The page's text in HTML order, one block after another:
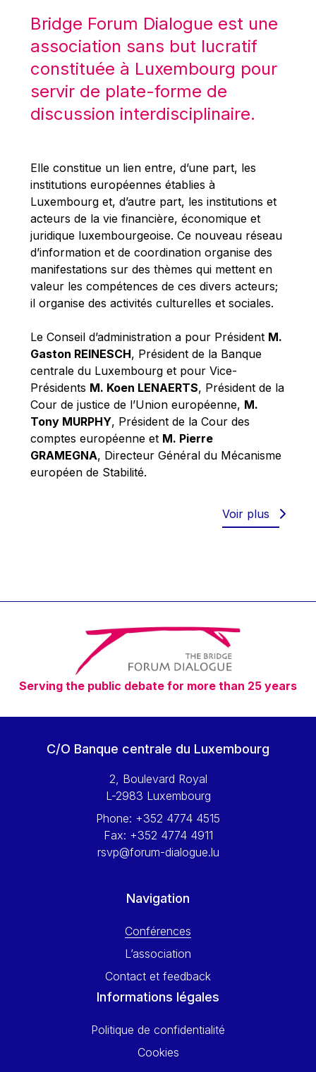
Mario Centeno
Mario Monti
Maroš ŠEFČOVIČ
Martin Bailey
Martine Reicherts
Michael Sohlman
Michel Goedert
Mireille Delmas-Marty
Nobuo Tanaka
Otmar Issing
Paolo Mengozzi
Paschal Donohoe
Pat Cox
Patrizia Nanz
Philippe Maystadt
Pierre Gramegna
Richard Pelly
Robert Goebbels
Robert REYNDERS
Timothy Radcliffe
Vaclav Klaus
Vassilios Skouris
Vítor Manuel da Silva Caldeira
Viviane Reding
Walter Hagg
Wolfgang Ketterle
Yossi Beillin
Yves FRANCHET
Bridge Forum Dialogue est une
association sans but lucratif
constituée à Luxembourg pour
servir de plate-forme de
discussion interdisciplinaire.
Elle constitue un lien entre, d’une part, les
institutions européennes établies à
Luxembourg et, d’autre part, les institutions et
acteurs de la vie financière, économique et
juridique luxembourgeoise. Ce nouveau réseau
d’information et de coordination organise des
manifestations sur des thèmes qui mettent en
valeur les compétences de ces divers acteurs;
il organise des activités culturelles et sociales.
Le Conseil d’administration a pour Président M.
Gaston REINESCH, Président de la Banque
centrale du Luxembourg et pour Vice-
Présidents M. Koen LENAERTS, Président de la
Cour de justice de l’Union européenne, M.
Tony MURPHY, Président de la Cour des
comptes européenne et M. Pierre
GRAMEGNA, Directeur Général du Mécanisme
européen de Stabilité.
Voir plus
Serving the public debate for more than 25 years
C/O Banque centrale du Luxembourg
2, Boulevard Royal
L-2983 Luxembourg
Phone: +352 4774 4515
Fax: +352 4774 4911
rsvp@forum-dialogue.lu
Navigation
Conférences
L’association
Contact et feedback
Informations légales
Politique de confidentialité
Cookies